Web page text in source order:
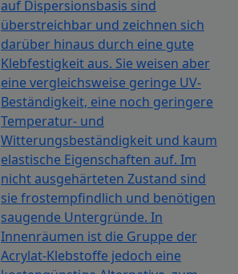
auf Dispersionsbasis sind
überstreichbar und zeichnen sich
darüber hinaus durch eine gute
Klebfestigkeit aus. Sie weisen aber
eine vergleichsweise geringe UV-
Beständigkeit, eine noch geringere
Temperatur- und
Witterungsbeständigkeit und kaum
elastische Eigenschaften auf. Im
nicht ausgehärteten Zustand sind
sie frostempfindlich und benötigen
saugende Untergründe. In
Innenräumen ist die Gruppe der
Acrylat-Klebstoffe jedoch eine